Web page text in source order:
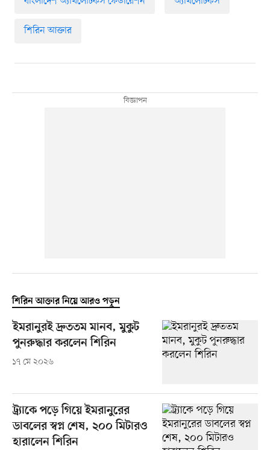
শিরিন আক্তার
শিরিন আক্তার নিয়ে আরও পড়ুন
ইমরানুরই দ্রুততম মানব, মুকুট
পুনরুদ্ধার করলেন শিরিন
১৭ মে ২০২৬
ট্র্যাকে পড়ে গিয়ে ইমরানুরের
ডাবলের স্বপ্ন শেষ, ২০০ মিটারও
হারালেন শিরিন